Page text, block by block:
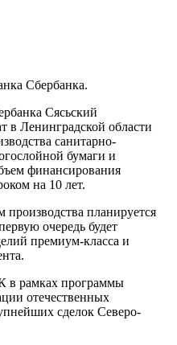
Сбербанка.
Сясьский
в Ленинградской области
санитарно-
бумаги и
финансирования
на 10 лет.
планируется
очередь будет
премиум-класса и
в рамках программы
отечественных
сделок Северо-